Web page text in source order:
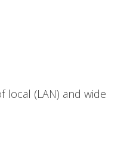
local (LAN) and wide